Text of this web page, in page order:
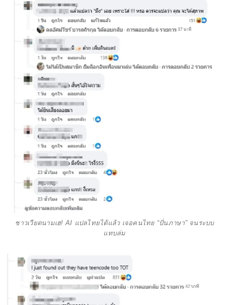
ชาวเวียดนามเฮ! AI แปลไทยได้แล้ว เจอคนไทย “ปั่นภาษา” จนระบบ
แทบล่ม